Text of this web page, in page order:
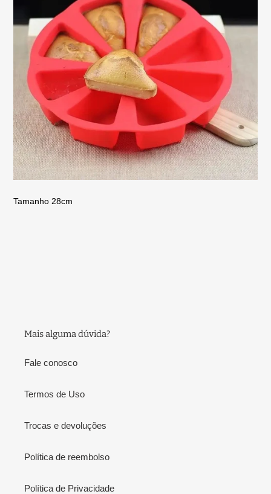
Tamanho 28cm
Mais alguma dúvida?
Fale conosco
Termos de Uso
Trocas e devoluções
Política de reembolso
Política de Privacidade